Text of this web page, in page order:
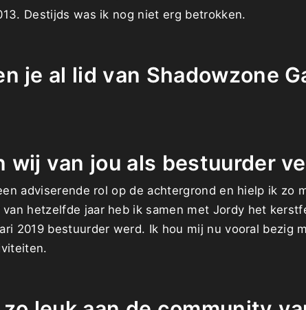
Destijds was ik nog niet erg betrokken.
je al lid van Shadowzone
wij van jou als bestuurder
adviserende rol op de achtergrond en hielp ik zo
hetzelfde jaar heb ik samen met Jordy het
2019 bestuurder werd. Ik hou mij nu vooral bezig